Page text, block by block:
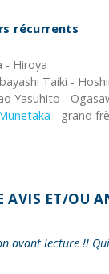
récurrents
- Hiroya
Taiki -
Yasuhito -
- grand
AVIS ET/OU
avant lecture !!